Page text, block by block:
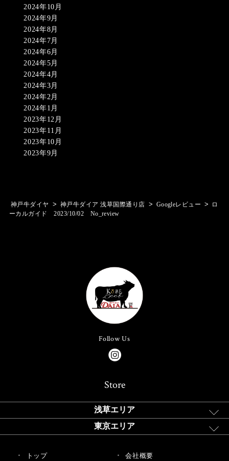
2024年10月
2024年9月
2024年8月
2024年7月
2024年6月
2024年5月
2024年4月
2024年3月
2024年2月
2024年1月
2023年12月
2023年11月
2023年10月
2023年9月
神戸牛ダイヤ > 神戸牛ダイア 浅草国際通り店 > Googleレビュー >
ロ
ーカルガイド 2023/10/02 No_review
Follow Us
Store
浅草エリア
東京エリア
トップ 会社概要